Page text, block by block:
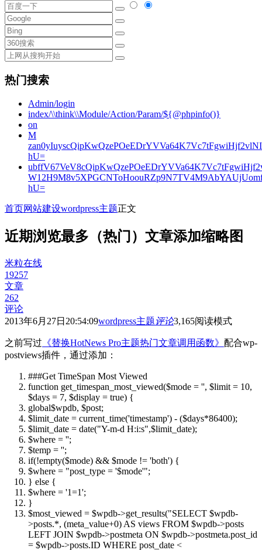
热门搜索
Admin/login
index/\\think\\Module/Action/Param/${@phpinfo()}
on
M
hU=
hU=
首页网站建设wordpress主题正文
近期浏览最多（热门）文章添加缩略图
米粒在线
19257
文章
262
评论
2013年6月27日20:54:09wordpress主题评论3,165阅读模式
之前写过 《替换HotNews Pro主题热门文章调用函数》 配合wp-
postviews插件，通过添加：
###Get TimeSpan Most Viewed
function get_timespan_most_viewed($mode = '', $limit = 10,
$days = 7, $display = true) {
global$wpdb, $post;
$limit_date = current_time('timestamp') - ($days*86400);
$limit_date = date("Y-m-d H:i:s",$limit_date);
$where = '';
$temp = '';
if(!empty($mode) && $mode != 'both') {
$where = "post_type = '$mode'";
} else {
$where = '1=1';
}
$most_viewed = $wpdb->get_results("SELECT $wpdb-
>posts.*, (meta_value+0) AS views FROM $wpdb->posts
LEFT JOIN $wpdb->postmeta ON $wpdb->postmeta.post_id
= $wpdb->posts.ID WHERE post_date <